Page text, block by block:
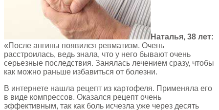
Наталья, 38 лет:
«После ангины появился ревматизм. Очень
расстроилась, ведь знала, что у него бывают очень
серьезные последствия. Занялась лечением сразу, чтобы
как можно раньше избавиться от болезни.
В интернете нашла рецепт из картофеля. Применяла его
в виде компрессов. Оказался рецепт очень
эффективным, так как боль исчезла уже через десять